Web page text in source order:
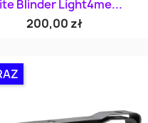
Blinder Light4me...
200,00 zł